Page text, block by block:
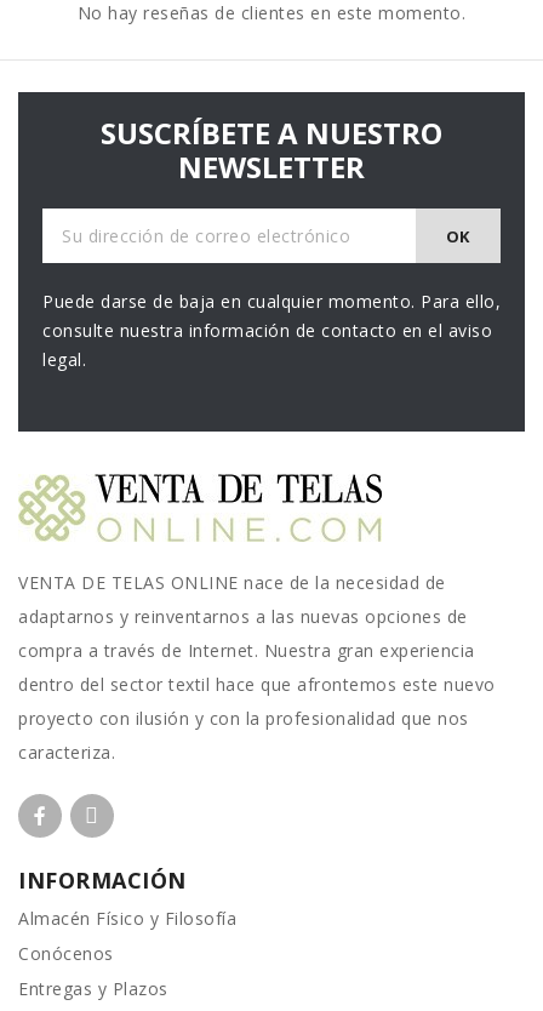
No hay reseñas de clientes en este momento.
SUSCRÍBETE A NUESTRO
NEWSLETTER
Puede darse de baja en cualquier momento. Para ello,
consulte nuestra información de contacto en el aviso
legal.
VENTA DE TELAS ONLINE nace de la necesidad de
adaptarnos y reinventarnos a las nuevas opciones de
compra a través de Internet. Nuestra gran experiencia
dentro del sector textil hace que afrontemos este nuevo
proyecto con ilusión y con la profesionalidad que nos
caracteriza.
INFORMACIÓN
Almacén Físico y Filosofía
Conócenos
Entregas y Plazos